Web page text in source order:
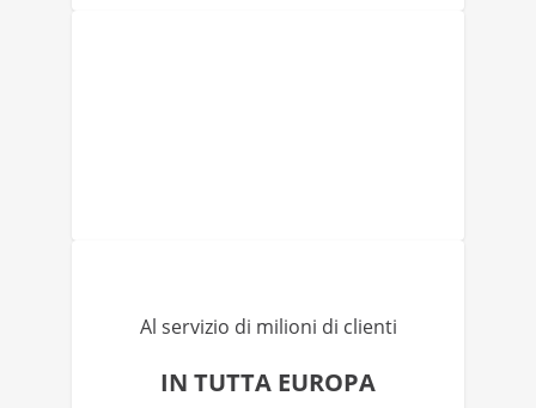
Al servizio di milioni di clienti
IN TUTTA EUROPA